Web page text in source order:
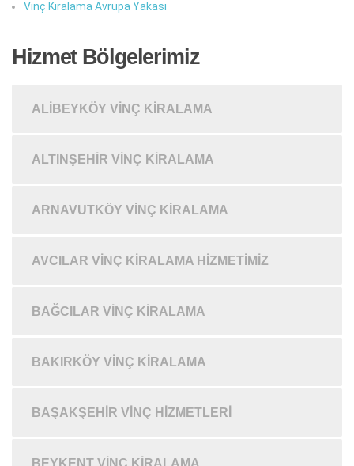
Vinç Kiralama Avrupa Yakası
Hizmet Bölgelerimiz
ALIBEYKÖY VINÇ KIRALAMA
ALTINŞEHIR VINÇ KIRALAMA
ARNAVUTKÖY VINÇ KIRALAMA
AVCILAR VINÇ KIRALAMA HIZMETIMIZ
BAĞCILAR VINÇ KIRALAMA
BAKIRKÖY VINÇ KIRALAMA
BAŞAKŞEHIR VINÇ HIZMETLERI
BEYKENT VINÇ KIRALAMA